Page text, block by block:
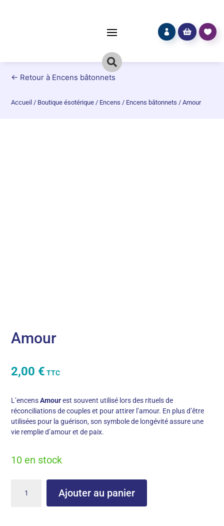

  
← Retour à Encens bâtonnets
Accueil / Boutique ésotérique / Encens / Encens bâtonnets /Amour
Amour
2,00 € TTC
L’encensAmourest souvent utilisé lors des rituels de
réconciliations de couples et pour attirer l’amour. En plus d’être
utilisées pour la guérison, son symbole de longévité assure une
vie remplie d’amour et de paix.
10 en stock
Ajouter au panier